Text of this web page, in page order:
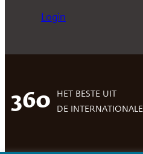
Login
360
HET BESTE UIT
DE INTERNATIONALE